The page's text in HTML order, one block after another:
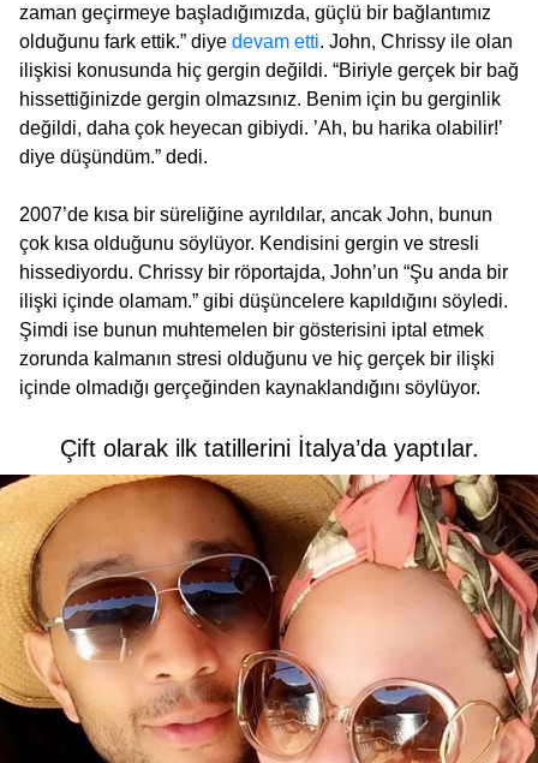
zaman geçirmeye başladığımızda, güçlü bir bağlantımız
olduğunu fark ettik.” diye devam etti. John, Chrissy ile olan
ilişkisi konusunda hiç gergin değildi. “Biriyle gerçek bir bağ
hissettiğinizde gergin olmazsınız. Benim için bu gerginlik
değildi, daha çok heyecan gibiydi. ’Ah, bu harika olabilir!’
diye düşündüm.” dedi.
2007’de kısa bir süreliğine ayrıldılar, ancak John, bunun
çok kısa olduğunu söylüyor. Kendisini gergin ve stresli
hissediyordu. Chrissy bir röportajda, John’un “Şu anda bir
ilişki içinde olamam.” gibi düşüncelere kapıldığını söyledi.
Şimdi ise bunun muhtemelen bir gösterisini iptal etmek
zorunda kalmanın stresi olduğunu ve hiç gerçek bir ilişki
içinde olmadığı gerçeğinden kaynaklandığını söylüyor.
Çift olarak ilk tatillerini İtalya’da yaptılar.